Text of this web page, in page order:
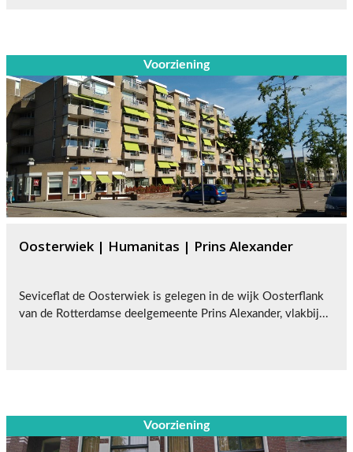
Voorziening
Voorziening
Oosterwiek | Humanitas | Prins Alexander
Seviceflat de Oosterwiek is gelegen in de wijk Oosterflank
van de Rotterdamse deelgemeente Prins Alexander, vlakbij...